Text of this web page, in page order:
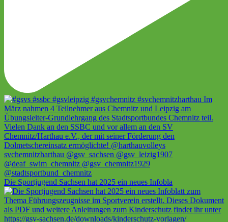
Die Sportjugend Sachsen hat 2025 ein neues Infobla